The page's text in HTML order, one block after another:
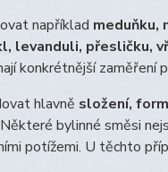
například meduňku,
levanduli, přesličku,
konkrétnější zaměření
hlavně složení,
bylinné směsi
potížemi. U těchto